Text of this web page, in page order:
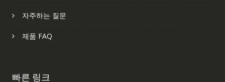
자주하는 질문
제품 FAQ
빠른 링크